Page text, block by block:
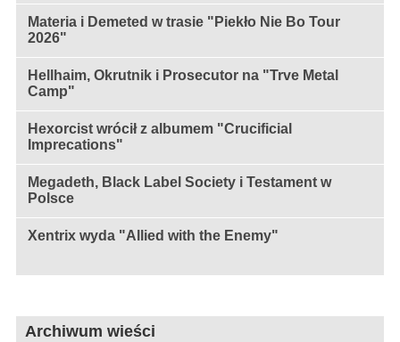
Materia i Demeted w trasie "Piekło Nie Bo Tour
2026"
Hellhaim, Okrutnik i Prosecutor na "Trve Metal
Camp"
Hexorcist wrócił z albumem "Crucificial
Imprecations"
Megadeth, Black Label Society i Testament w
Polsce
Xentrix wyda "Allied with the Enemy"
Archiwum wieści